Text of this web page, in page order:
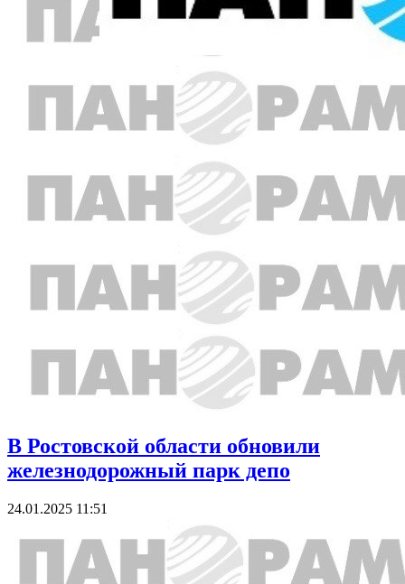
В Ростовской области обновили
железнодорожный парк депо
24.01.2025 11:51